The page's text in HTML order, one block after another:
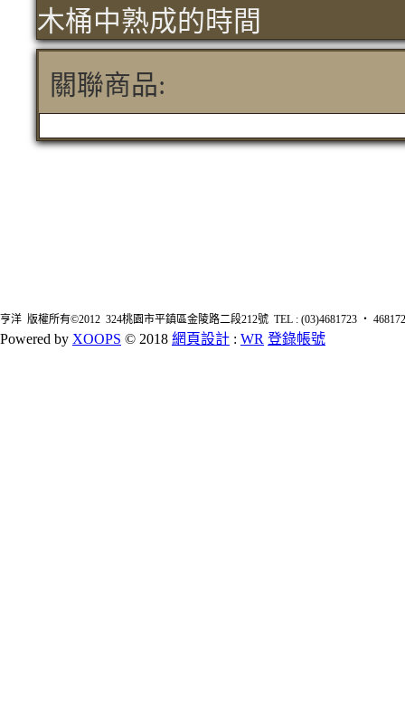
木桶中熟成的時間
關聯商品:
亨洋 版權所有©2012 324桃園市平鎮區金陵路二段212號 TEL : (03)4681723 ‧
Powered by XOOPS © 2018 網頁設計 : WR 登錄帳號